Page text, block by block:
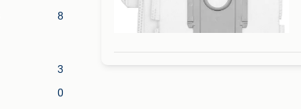
8
3
0